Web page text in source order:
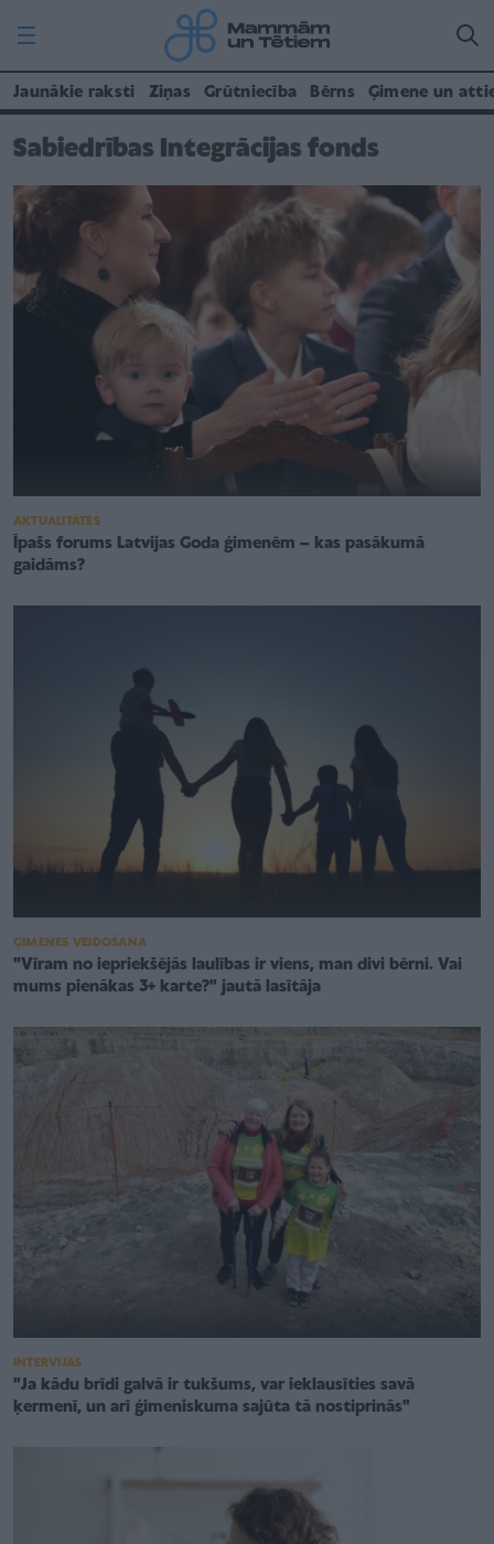
Jaunākie raksti Ziņas Grūtniecība Bērns Ģimene un
Sabiedrības Integrācijas fonds
AKTUALITĀTES
Īpašs forums Latvijas Goda ģimenēm – kas pasākumā
gaidāms?
ĢIMENES VEIDOŠANA
"Vīram no iepriekšējās laulības ir viens, man divi bērni. Vai
mums pienākas 3+ karte?" jautā lasītāja
INTERVIJAS
"Ja kādu brīdi galvā ir tukšums, var ieklausīties savā
ķermenī, un arī ģimeniskuma sajūta tā nostiprinās"